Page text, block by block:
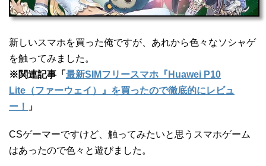
新しいスマホを買った俺ですが、あれから色々なソシャゲ
を触ってみました。
※関連記事「 最新SIMフリースマホ『Huawei P10
Lite（ファーウェイ）』を買ったので徹底的にレビュ
ー！
」
CSゲーマーですけど、触ってみたいと思うスマホゲーム
はあったので色々と遊びました。